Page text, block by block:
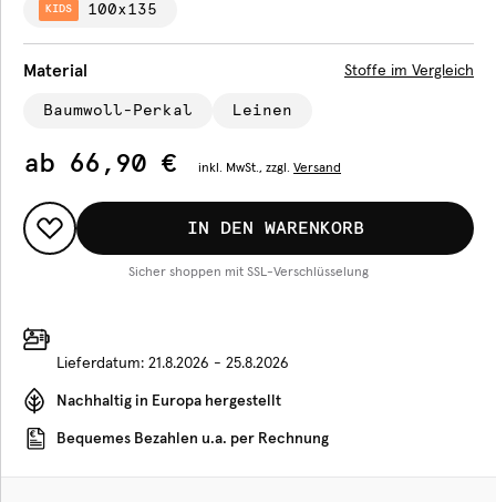
KIDS 100x135
Material Stoffe im Vergleich
Baumwoll-Perkal Leinen
ab 66,90 € inkl. MwSt., zzgl. Versand
IN DEN WARENKORB
Sicher shoppen mit SSL-Verschlüsselung
Lieferdatum: 21.8.2026 - 25.8.2026
Nachhaltig in Europa hergestellt
Bequemes Bezahlen u.a. per Rechnung